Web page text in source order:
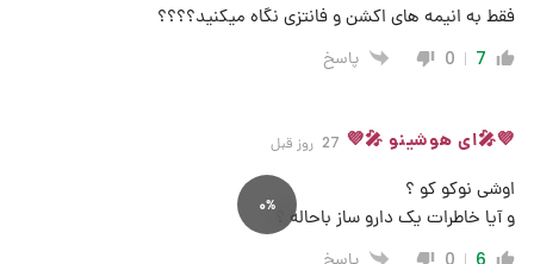
0%
فقط به انیمه های اکشن و فانتزی نگاه میکنید؟؟؟؟
7
0 پاسخ
💜🎤ای هوشینو 🎤💜 27 روز قبل
اوشی نوکو کو ؟
و آیا خاطرات یک دارو ساز باحاله ؟
6
0 پاسخ